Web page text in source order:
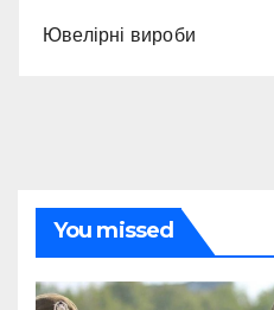
Ювелірні вироби
You missed